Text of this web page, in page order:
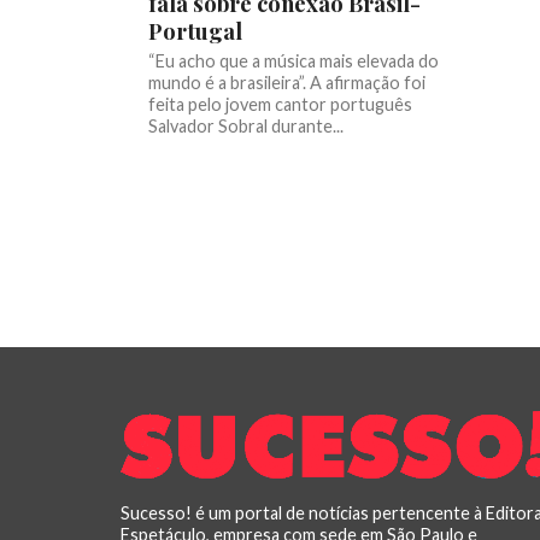
Portugal
“Eu acho que a música mais elevada do
mundo é a brasileira”. A afirmação foi
feita pelo jovem cantor português
Salvador Sobral durante...
Sucesso! é um portal de notícias pertencente à
Espetáculo, empresa com sede em São Paulo e